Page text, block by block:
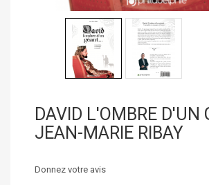
DAVID L'OMBRE D'UN
JEAN-MARIE RIBAY
Donnez votre avis